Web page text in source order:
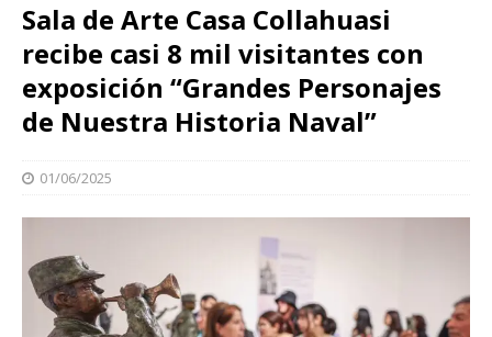
Sala de Arte Casa Collahuasi
recibe casi 8 mil visitantes con
exposición “Grandes Personajes
de Nuestra Historia Naval”
01/06/2025